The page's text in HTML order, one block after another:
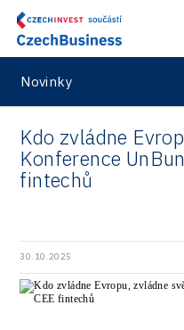
Novinky
Kdo zvládne
Konference
fintechů
30.10.2025